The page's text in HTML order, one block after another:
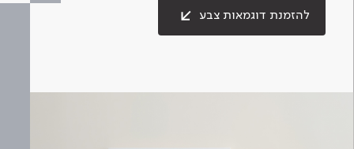
להזמנת דוגמאות צבע